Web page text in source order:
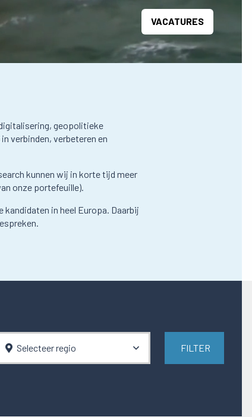
VACATURES
geopolitieke
verbinden, verbeteren en
kunnen wij in korte tijd meer
onze portefeuille).
in heel Europa. Daarbij
Selecteer regio